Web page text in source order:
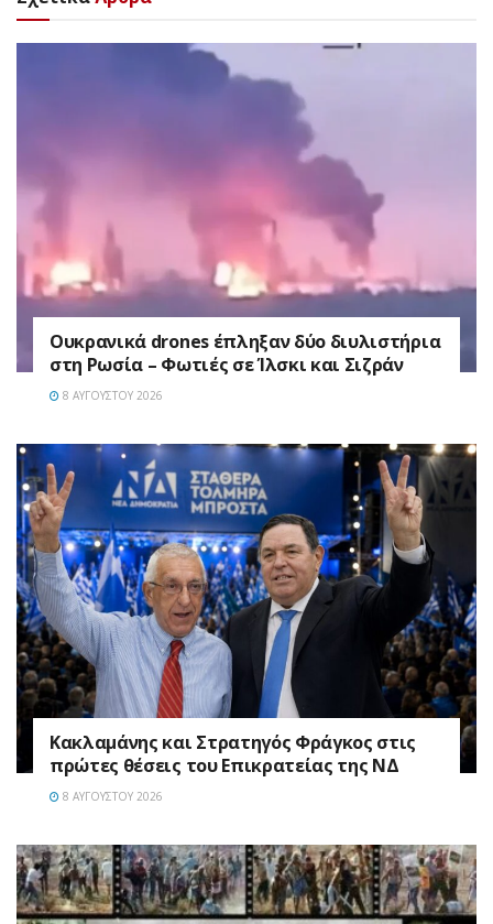
Ουκρανικά drones έπληξαν δύο διυλιστήρια
στη Ρωσία – Φωτιές σε Ίλσκι και Σιζράν
8 ΑΥΓΟΎΣΤΟΥ 2026
Κακλαμάνης και Στρατηγός Φράγκος στις
πρώτες θέσεις του Επικρατείας της ΝΔ
8 ΑΥΓΟΎΣΤΟΥ 2026